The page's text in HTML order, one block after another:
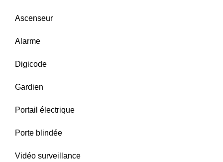
Ascenseur
Alarme
Digicode
Gardien
Portail électrique
Porte blindée
Vidéo surveillance